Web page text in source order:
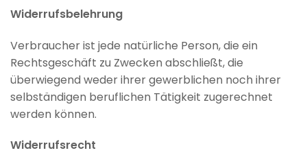
Widerrufsbelehrung
Verbraucher ist jede natürliche Person, die ein
Rechtsgeschäft zu Zwecken abschließt, die
überwiegend weder ihrer gewerblichen noch ihrer
selbständigen beruflichen Tätigkeit zugerechnet
werden können.
Widerrufsrecht